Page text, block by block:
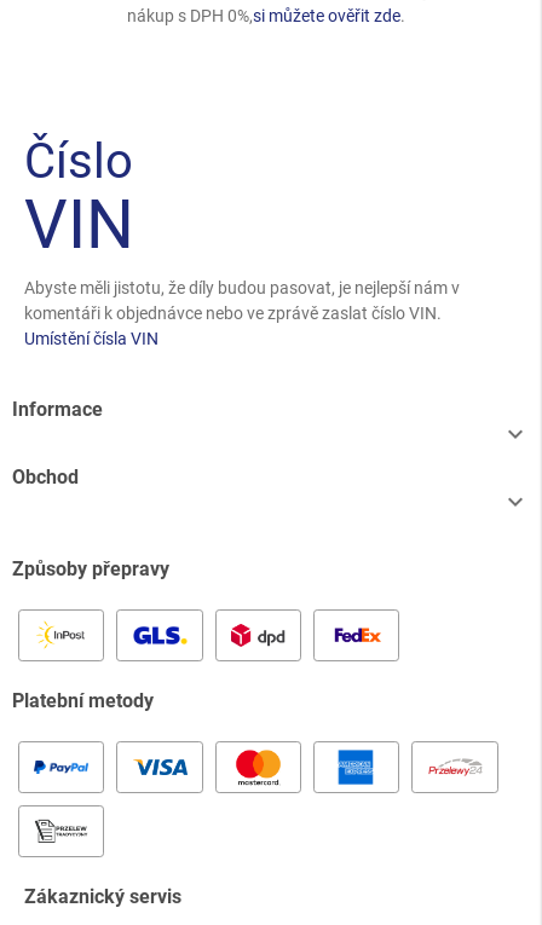
nákup s DPH 0%,si můžete ověřit zde.
Číslo
VIN
Abyste měli jistotu, že díly budou pasovat, je nejlepší nám v
komentáři k objednávce nebo ve zprávě zaslat číslo VIN.
Umístění čísla VIN
Informace

Obchod

Způsoby přepravy
Platební metody
Zákaznický servis